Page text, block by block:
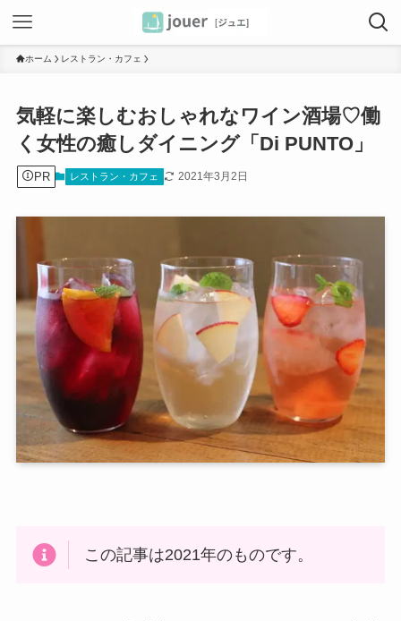
ホーム レストラン・カフェ
気軽に楽しむおしゃれなワイン酒場♡働
く女性の癒しダイニング「Di PUNTO」
PR レストラン・カフェ 2021年3月2日
この記事は2021年のものです。